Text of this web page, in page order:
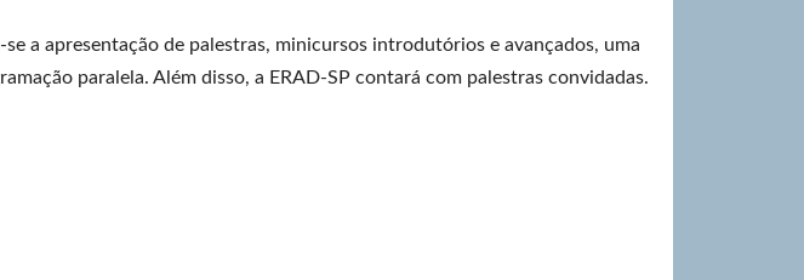
a apresentação de palestras, minicursos introdutórios e avançados, uma
paralela. Além disso, a ERAD-SP contará com palestras convidadas.